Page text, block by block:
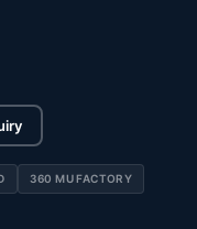
360 MU FACTORY